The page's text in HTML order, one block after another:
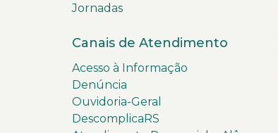
Jornadas
Canais de Atendimento
Acesso à Informação
Denúncia
Ouvidoria-Geral
DescomplicaRS